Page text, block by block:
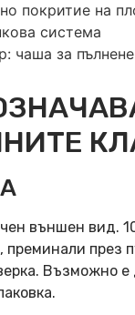
покритие на
система
чаша за пълнене
външен вид.
през
Възможно